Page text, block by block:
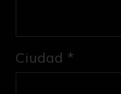
Ciudad *